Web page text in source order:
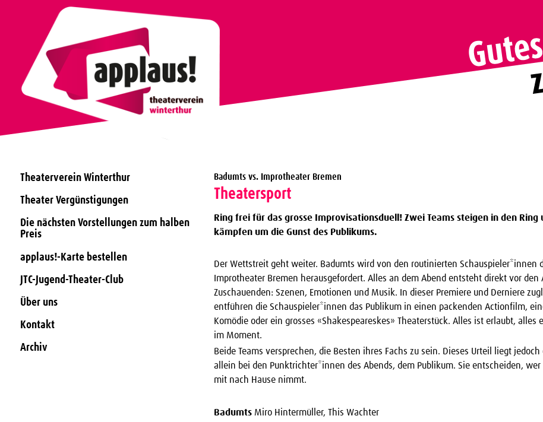
Theaterverein Winterthur
Theater Vergünstigungen
Die nächsten Vorstellungen zum halben
Preis
applaus!-Karte bestellen
JTC-Jugend-Theater-Club
Über uns
Kontakt
Archiv
Badumts vs. Improtheater Bremen
Theatersport
Ring frei für das grosse Improvisationsduell! Zwei Teams steigen in den Ring
kämpfen um die Gunst des Publikums.
Der Wettstreit geht weiter. Badumts wird von den routinierten Schauspieler*innen
Improtheater Bremen herausgefordert. Alles an dem Abend entsteht direkt vor den
Zuschauenden: Szenen, Emotionen und Musik. In dieser Premiere und Derniere
entführen die Schauspieler*innen das Publikum in einen packenden Actionfilm,
Komödie oder ein grosses «Shakespeareskes» Theaterstück. Alles ist erlaubt, alles
im Moment.
Beide Teams versprechen, die Besten ihres Fachs zu sein. Dieses Urteil liegt jedoch
allein bei den Punktrichter*innen des Abends, dem Publikum. Sie entscheiden, wer
mit nach Hause nimmt.
Badumts Miro Hintermüller, This Wachter